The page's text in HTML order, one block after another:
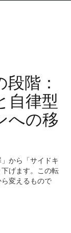
階：
自律型
への移
から「サイドキ
げます。この転
変えるもので